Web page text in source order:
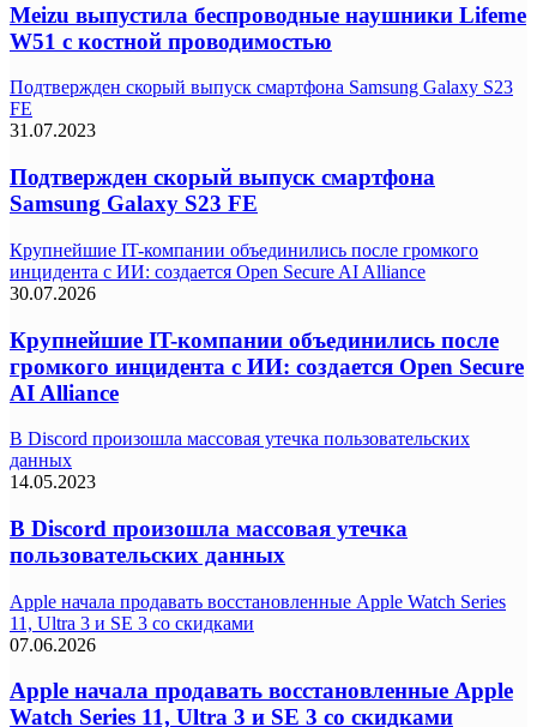
Meizu выпустила беспроводные наушники Lifeme
W51 с костной проводимостью
Подтвержден скорый выпуск смартфона Samsung Galaxy S23
FE
31.07.2023
Подтвержден скорый выпуск смартфона
Samsung Galaxy S23 FE
Крупнейшие IT-компании объединились после громкого
инцидента с ИИ: создается Open Secure AI Alliance
30.07.2026
Крупнейшие IT-компании объединились после
громкого инцидента с ИИ: создается Open Secure
AI Alliance
В Discord произошла массовая утечка пользовательских
данных
14.05.2023
В Discord произошла массовая утечка
пользовательских данных
Apple начала продавать восстановленные Apple Watch Series
11, Ultra 3 и SE 3 со скидками
07.06.2026
Apple начала продавать восстановленные Apple
Watch Series 11, Ultra 3 и SE 3 со скидками